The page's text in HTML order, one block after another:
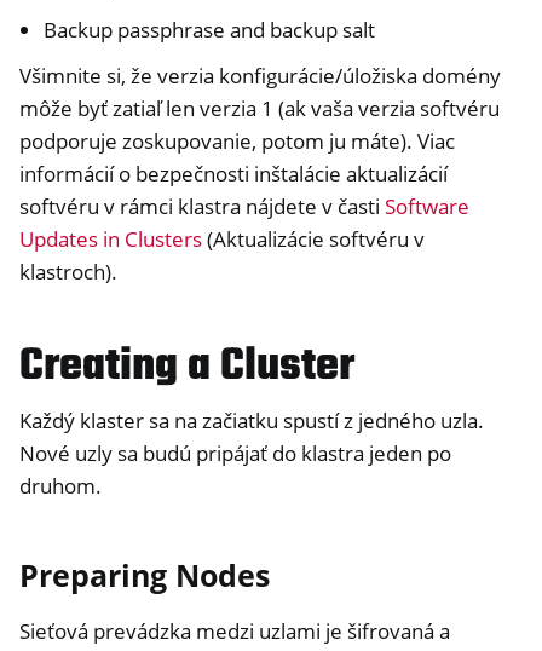
Backup passphrase and backup salt
Všimnite si, že verzia konfigurácie/úložiska domény
môže byť zatiaľ len verzia 1 (ak vaša verzia softvéru
podporuje zoskupovanie, potom ju máte). Viac
informácií o bezpečnosti inštalácie aktualizácií
softvéru v rámci klastra nájdete v časti Software
Updates in Clusters(Aktualizácie softvéru v
klastroch).
Creating a Cluster
Každý klaster sa na začiatku spustí z jedného uzla.
Nové uzly sa budú pripájať do klastra jeden po
druhom.
Preparing Nodes
Sieťová prevádzka medzi uzlami je šifrovaná a